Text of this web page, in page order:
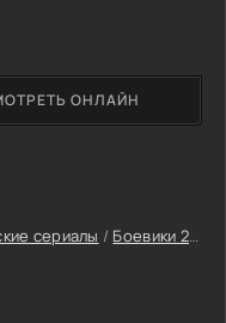
сериалы / Боевики 2024
ОНЛАЙН